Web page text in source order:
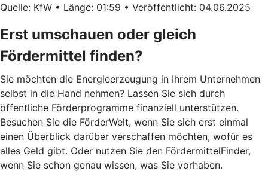
Quelle: KfW • Länge: 01:59 • Veröffentlicht: 04.06.2025
Erst umschauen oder gleich
Fördermittel finden?
Sie möchten die Energieerzeugung in Ihrem Unternehmen
selbst in die Hand nehmen? Lassen Sie sich durch
öffentliche Förderprogramme finanziell unterstützen.
Besuchen Sie die FörderWelt, wenn Sie sich erst einmal
einen Überblick darüber verschaffen möchten, wofür es
alles Geld gibt. Oder nutzen Sie den FördermittelFinder,
wenn Sie schon genau wissen, was Sie vorhaben.